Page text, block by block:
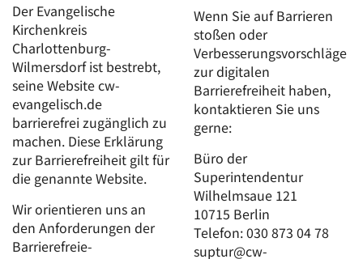
Der Evangelische
Kirchenkreis
Charlottenburg-
Wilmersdorf ist bestrebt,
seine Website cw-
evangelisch.de
barrierefrei zugänglich zu
machen. Diese Erklärung
zur Barrierefreiheit gilt für
die genannte Website.
Wir orientieren uns an
den Anforderungen der
Barrierefreie-
Wenn Sie auf Barrieren
stoßen oder
Verbesserungsvorschläge
zur digitalen
Barrierefreiheit haben,
kontaktieren Sie uns
gerne:
Büro der
Superintendentur
Wilhelmsaue 121
10715 Berlin
Telefon: 030 873 04 78
suptur@cw-